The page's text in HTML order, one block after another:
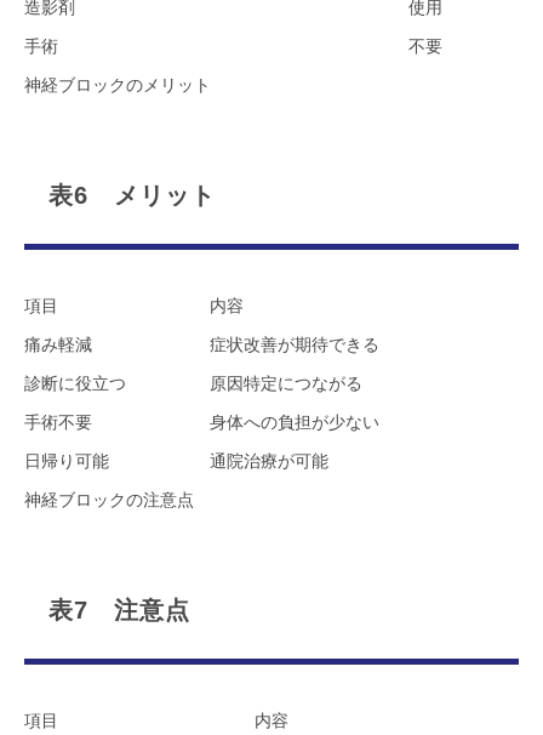
造影剤
使用
手術
不要
神経ブロックのメリット
表6 メリット
項目
内容
痛み軽減
症状改善が期待できる
診断に役立つ
原因特定につながる
手術不要
身体への負担が少ない
日帰り可能
通院治療が可能
神経ブロックの注意点
表7 注意点
項目
内容